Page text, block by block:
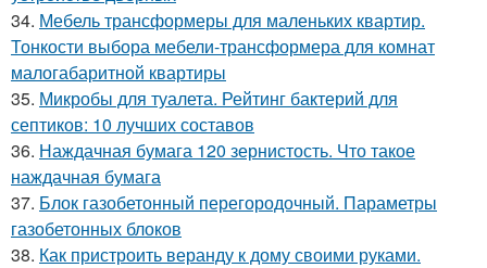
34. Мебель трансформеры для маленьких квартир.
Тонкости выбора мебели-трансформера для комнат
малогабаритной квартиры
35. Микробы для туалета. Рейтинг бактерий для
септиков: 10 лучших составов
36. Наждачная бумага 120 зернистость. Что такое
наждачная бумага
37. Блок газобетонный перегородочный. Параметры
газобетонных блоков
38. Как пристроить веранду к дому своими руками.